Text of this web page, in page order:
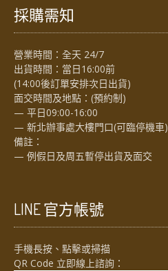
採購需知
營業時間：全天 24/7
出貨時間：當日16:00前
(14:00後訂單安排次日出貨)
面交時間及地點：(預約制)
— 平日09:00-16:00
— 新北辦事處大樓門口(可臨停機車)
備註：
— 例假日及周五暫停出貨及面交
LINE 官方帳號
手機長按、點擊或掃描
QR Code 立即線上諮詢：